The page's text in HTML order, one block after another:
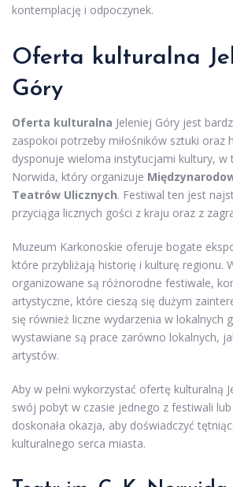
kontemplację i odpoczynek.
Oferta kulturalna
Góry
Oferta kulturalna Jeleniej Góry jest
zaspokoi potrzeby miłośników sztuki oraz
dysponuje wieloma instytucjami kultury, w
Norwida, który organizuje
Teatrów Ulicznych. Festiwal ten jest
przyciąga licznych gości z kraju oraz z
Muzeum Karkonoskie oferuje bogate
które przybliżają historię i kulturę regionu.
organizowane są różnorodne festiwale,
artystyczne, które cieszą się dużym
się również liczne wydarzenia w lokalnych
wystawiane są prace zarówno lokalnych,
artystów.
Aby w pełni wykorzystać ofertę kulturalną
swój pobyt w czasie jednego z festiwali
doskonała okazja, aby doświadczyć
kulturalnego serca miasta.